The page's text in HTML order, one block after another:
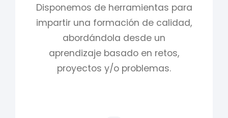
Disponemos de herramientas para
impartir una formación de calidad,
abordándola desde un
aprendizaje basado en retos,
proyectos y/o problemas.